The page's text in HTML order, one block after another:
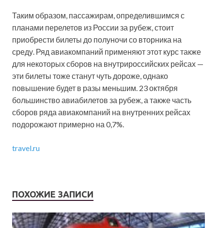
Таким образом, пассажирам, определившимся с
планами перелетов из России за рубеж, стоит
приобрести билеты до полуночи со вторника на
среду. Ряд авиакомпаний применяют этот курс также
для некоторых сборов на внутрироссийских рейсах —
эти билеты тоже станут чуть дороже, однако
повышение будет в разы меньшим. 23 октября
большинство авиабилетов за рубеж, а также часть
сборов ряда авиакомпаний на внутренних рейсах
подорожают примерно на 0,7%.
travel.ru
ПОХОЖИЕ ЗАПИСИ